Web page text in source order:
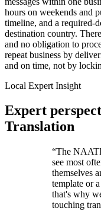
hours on weekends and
timeline, and a required-
destination country.
and no obligation to
repeat business by
and on time, not by
Local Expert Insight
Expert
Translation
“The
see most
themselves
template or
that's why
touching